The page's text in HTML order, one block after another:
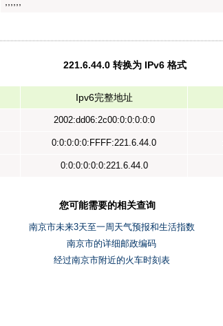
221.6.44.0 转换为 IPv6 格式
Ipv6完整地址
2002:dd06:2c00:0:0:0:0:0
0:0:0:0:0:FFFF:221.6.44.0
0:0:0:0:0:0:221.6.44.0
您可能需要的相关查询
南京市未来3天至一周天气预报和生活指数
南京市的详细邮政编码
经过南京市附近的火车时刻表